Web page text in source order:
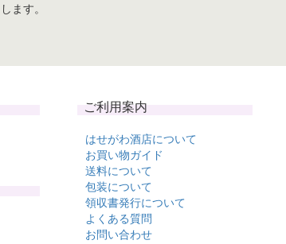
します。
ご利用案内
はせがわ酒店について
お買い物ガイド
送料について
包装について
領収書発行について
よくある質問
お問い合わせ